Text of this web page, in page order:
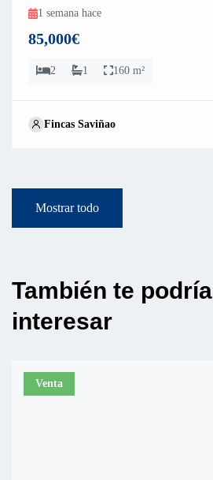
1 semana hace
85,000€
2 1 160 m²
Fincas Saviñao
Mostrar todo
También te podría
interesar
Venta